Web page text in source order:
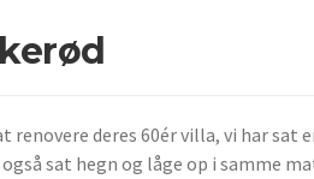
renovere deres 60ér villa, vi har
sat hegn og låge op i samme